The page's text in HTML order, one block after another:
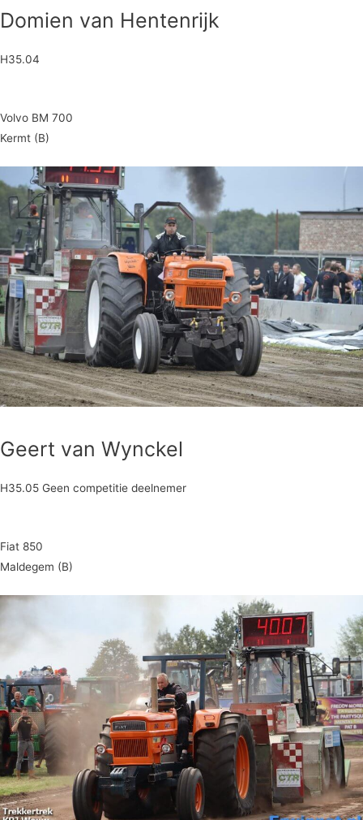
Domien van Hentenrijk
H35.04
Volvo BM 700
Kermt (B)
Geert van Wynckel
H35.05 Geen competitie deelnemer
Fiat 850
Maldegem (B)